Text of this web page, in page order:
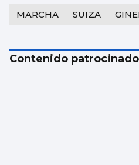
MARCHA SUIZA
Contenido patrocinado